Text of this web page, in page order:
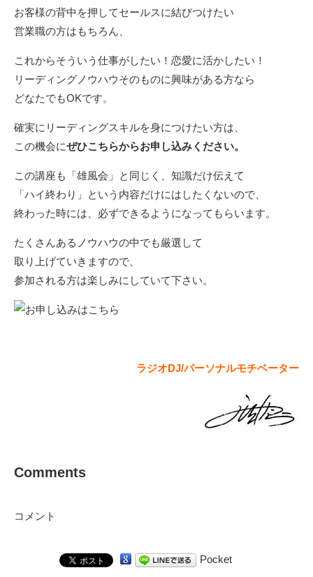
お客様の背中を押してセールスに結びつけたい
営業職の方はもちろん、
これからそういう仕事がしたい！恋愛に活かしたい！
リーディングノウハウそのものに興味がある方なら
どなたでもOKです。
確実にリーディングスキルを身につけたい方は、
この機会にぜひこちらからお申し込みください。
この講座も「雄風会」と同じく、知識だけ伝えて
「ハイ終わり」という内容だけにはしたくないので、
終わった時には、必ずできるようになってもらいます。
たくさんあるノウハウの中でも厳選して
取り上げていきますので、
参加される方は楽しみにしていて下さい。
ラジオDJ/パーソナルモチベーター
Comments
コメント
Pocket